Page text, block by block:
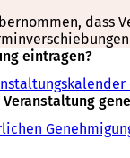
eintragen?